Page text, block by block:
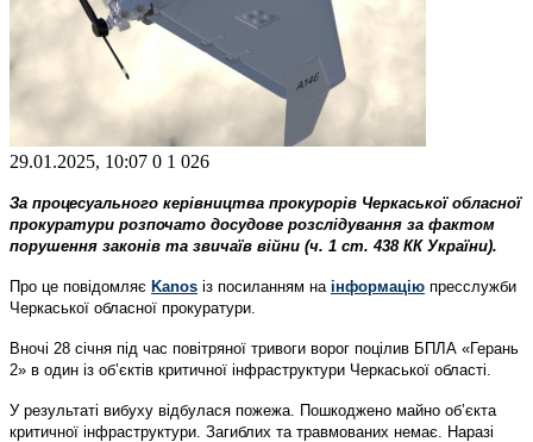
29.01.2025, 10:07 0 1 026
За процесуального керівництва прокурорів Черкаської обласної
прокуратури розпочато досудове розслідування за фактом
порушення законів та звичаїв війни (ч. 1 ст. 438 КК України).
Про це повідомляє Kanos із посиланням на інформацію пресслужби
Черкаської обласної прокуратури.
Вночі 28 січня під час повітряної тривоги ворог поцілив БПЛА «Герань
2» в один із об’єктів критичної інфраструктури Черкаської області.
У результаті вибуху відбулася пожежа. Пошкоджено майно об’єкта
критичної інфраструктури. Загиблих та травмованих немає. Наразі